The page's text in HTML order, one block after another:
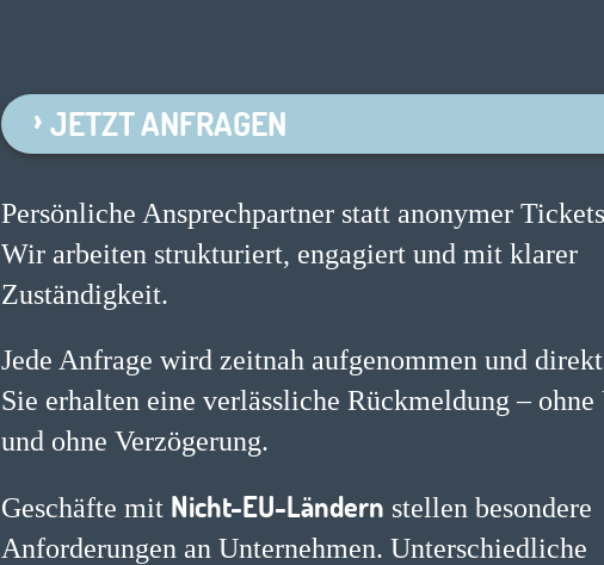
JETZT ANFRAGEN
Persönliche Ansprechpartner statt anonymer
Wir arbeiten strukturiert, engagiert und mit klarer
Zuständigkeit.
Jede Anfrage wird zeitnah aufgenommen und
Sie erhalten eine verlässliche Rückmeldung – ohne
und ohne Verzögerung.
Geschäfte mit Nicht-EU-Ländern stellen besondere
Anforderungen an Unternehmen. Unterschiedliche